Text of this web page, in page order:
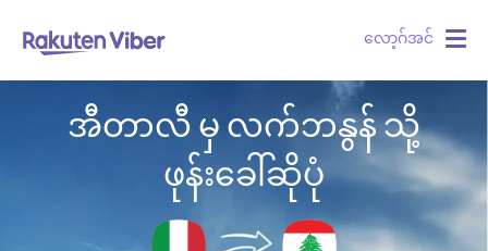
လော့ဂ်အင်
အီတာလီ မှ လက်ဘနွန် သို့
ဖုန်းခေါ်ဆိုပုံ